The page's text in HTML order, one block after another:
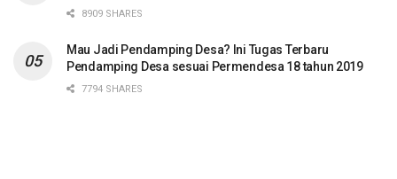
8909 SHARES
Mau Jadi Pendamping Desa? Ini Tugas Terbaru
Pendamping Desa sesuai Permendesa 18 tahun 2019
7794 SHARES